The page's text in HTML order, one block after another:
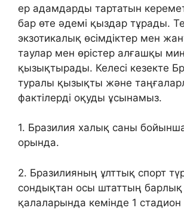
ер адамдарды тартатын керемет
бар өте әдемі қыздар тұрады.
экзотикалық өсімдіктер мен
таулар мен өрістер алғашқы
қызықтырады. Келесі кезекте
туралы қызықты және
фактілерді оқуды ұсынамыз.
1. Бразилия халық саны
орында.
2. Бразилияның ұлттық спорт
сондықтан осы штаттың барлық
қалаларында кемінде 1 стадион